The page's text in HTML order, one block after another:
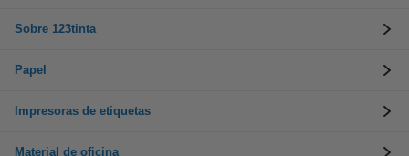
Sobre 123tinta
Papel
Impresoras de etiquetas
Material de oficina